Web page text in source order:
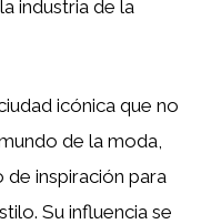
industria de la
icónica que no
de la moda,
de inspiración para
Su influencia se